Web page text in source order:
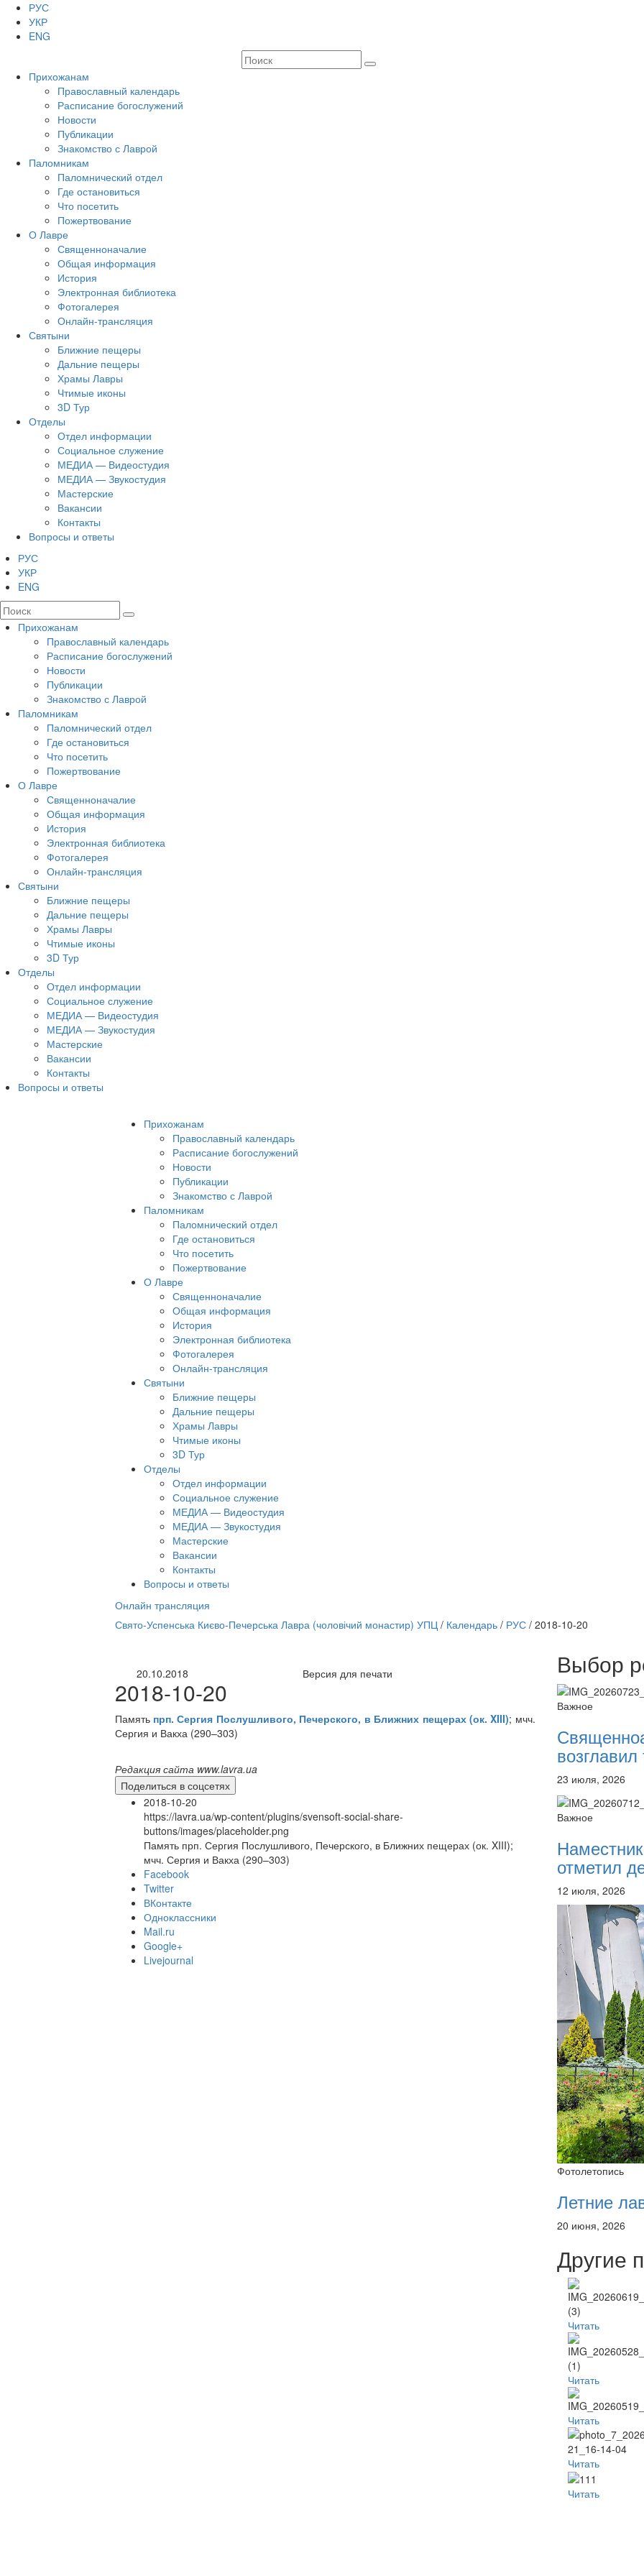
РУС
УКР
ENG
Прихожанам
Православный календарь
Расписание богослужений
Новости
Публикации
Знакомство с Лаврой
Паломникам
Паломнический отдел
Где остановиться
Что посетить
Пожертвование
О Лавре
Священноначалие
Общая информация
История
Электронная библиотека
Фотогалерея
Онлайн-трансляция
Святыни
Ближние пещеры
Дальние пещеры
Храмы Лавры
Чтимые иконы
3D Тур
Отделы
Отдел информации
Социальное служение
МЕДИА — Видеостудия
МЕДИА — Звукостудия
Мастерские
Вакансии
Контакты
Вопросы и ответы
РУС
УКР
ENG
Прихожанам
Православный календарь
Расписание богослужений
Новости
Публикации
Знакомство с Лаврой
Паломникам
Паломнический отдел
Где остановиться
Что посетить
Пожертвование
О Лавре
Священноначалие
Общая информация
История
Электронная библиотека
Фотогалерея
Онлайн-трансляция
Святыни
Ближние пещеры
Дальние пещеры
Храмы Лавры
Чтимые иконы
3D Тур
Отделы
Отдел информации
Социальное служение
МЕДИА — Видеостудия
МЕДИА — Звукостудия
Мастерские
Вакансии
Контакты
Вопросы и ответы
Прихожанам
Православный календарь
Расписание богослужений
Новости
Публикации
Знакомство с Лаврой
Паломникам
Паломнический отдел
Где остановиться
Что посетить
Пожертвование
О Лавре
Священноначалие
Общая информация
История
Электронная библиотека
Фотогалерея
Онлайн-трансляция
Святыни
Ближние пещеры
Дальние пещеры
Храмы Лавры
Чтимые иконы
3D Тур
Отделы
Отдел информации
Социальное служение
МЕДИА — Видеостудия
МЕДИА — Звукостудия
Мастерские
Вакансии
Контакты
Вопросы и ответы
Онлайн трансляция
12 сентября
12 сентября 2015
12 сентября 2015
12 сентября 2015
12 сентября 2015
12 сентября 2015
12 сентября 2015
12 сентября 2015
12 сентября 2015
Перейти к архиву
Свято-Успенська Києво-Печерська Лавра (чоловічий монастир) УПЦ/ Календарь/ РУС/ 2018-10-20
20.10.2018 Версия для печати
2018-10-20
Память прп. Сергия Послушливого, Печерского, в Ближних пещерах (ок. XIII); мчч.
Сергия и Вакха (290–303)
Редакция сайта www.lavra.ua
Поделиться в соцсетях
2018-10-20
https://lavra.ua/wp-content/plugins/svensoft-social-share-
buttons/images/placeholder.png
Память прп. Сергия Послушливого, Печерского, в Ближних пещерах (ок. XIII);
мчч. Сергия и Вакха (290–303)
Facebook
Twitter
ВКонтакте
Одноклассники
Mail.ru
Google+
Livejournal
Выбор
Важное
23 июля, 2026
Важное
отметил
12 июля, 2026
Фотолетопись
Летние
20 июня, 2026
Другие
Читать
Читать
Читать
Читать
Читать